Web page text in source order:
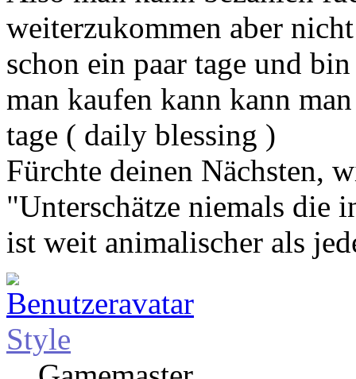
weiterzukommen aber
schon ein paar tage und
man kaufen kann kann
tage ( daily blessing )
Fürchte deinen Nächsten,
"Unterschätze niemals die
ist weit animalischer als
Style